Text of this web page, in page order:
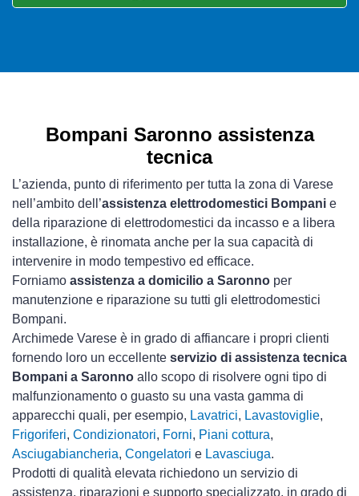
Bompani Saronno assistenza
tecnica
L’azienda, punto di riferimento per tutta la zona di Varese
nell’ambito dell’assistenza elettrodomestici Bompani e
della riparazione di elettrodomestici da incasso e a libera
installazione, è rinomata anche per la sua capacità di
intervenire in modo tempestivo ed efficace.
Forniamo assistenza a domicilio a Saronno per
manutenzione e riparazione su tutti gli elettrodomestici
Bompani.
Archimede Varese è in grado di affiancare i propri clienti
fornendo loro un eccellente servizio di assistenza tecnica
Bompani a Saronno allo scopo di risolvere ogni tipo di
malfunzionamento o guasto su una vasta gamma di
apparecchi quali, per esempio, Lavatrici, Lavastoviglie,
Frigoriferi, Condizionatori, Forni, Piani cottura,
Asciugabiancheria, Congelatori e Lavasciuga.
Prodotti di qualità elevata richiedono un servizio di
assistenza, riparazioni e supporto specializzato, in grado di